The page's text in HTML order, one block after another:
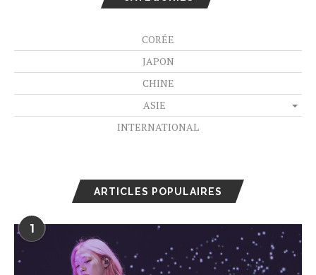
CORÉE
JAPON
CHINE
ASIE
INTERNATIONAL
ARTICLES POPULAIRES
1